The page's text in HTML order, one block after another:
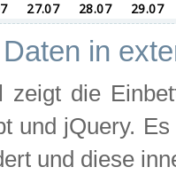
in
zeigt die
und jQuery.
und diese